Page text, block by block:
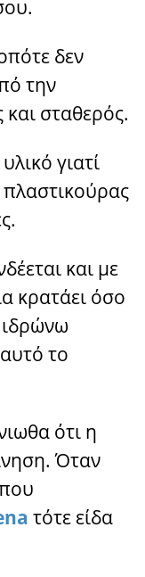
δεν
την
σταθερός.
γιατί
πλαστικούρας
και με
κρατάει όσο
ιδρώνω
το
ότι η
Όταν
τότε είδα